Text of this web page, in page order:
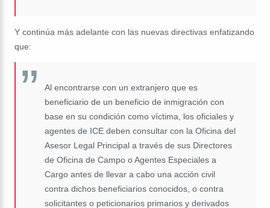
Y continúa más adelante con las nuevas directivas enfatizando
que:
Al encontrarse con un extranjero que es
beneficiario de un beneficio de inmigración con
base en su condición como víctima, los oficiales y
agentes de ICE deben consultar con la Oficina del
Asesor Legal Principal a través de sus Directores
de Oficina de Campo o Agentes Especiales a
Cargo antes de llevar a cabo una acción civil
contra dichos beneficiarios conocidos, o contra
solicitantes o peticionarios primarios y derivados